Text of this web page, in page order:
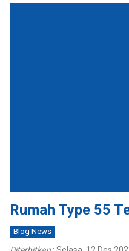
Rumah Type 55
Blog News